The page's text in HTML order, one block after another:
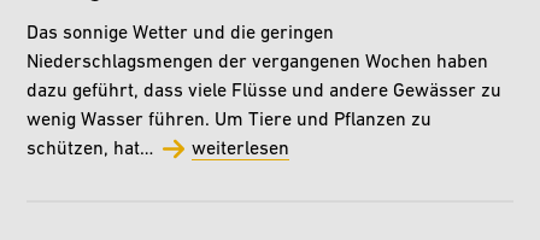
Das sonnige Wetter und die geringen
Niederschlagsmengen der vergangenen Wochen haben
dazu geführt, dass viele Flüsse und andere Gewässer zu
wenig Wasser führen. Um Tiere und Pflanzen zu
schützen, hat…
weiterlesen